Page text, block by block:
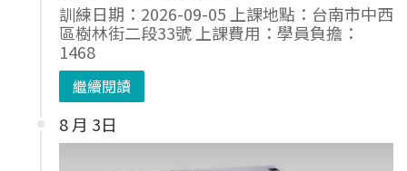
訓練日期：2026-09-05 上課地點：台南市中西
區樹林街二段33號 上課費用：學員負擔：
1468
繼續閱讀
8 月 3日